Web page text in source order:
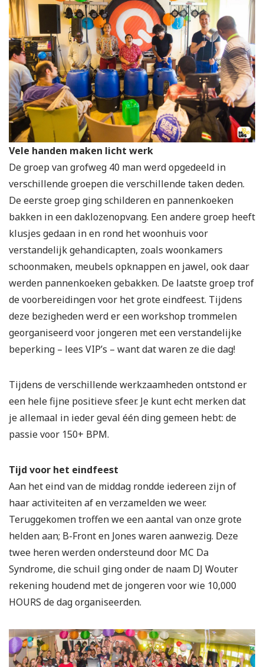
Vele handen maken licht werk
De groep van grofweg 40 man werd opgedeeld in
verschillende groepen die verschillende taken deden.
De eerste groep ging schilderen en pannenkoeken
bakken in een daklozenopvang. Een andere groep heeft
klusjes gedaan in en rond het woonhuis voor
verstandelijk gehandicapten, zoals woonkamers
schoonmaken, meubels opknappen en jawel, ook daar
werden pannenkoeken gebakken. De laatste groep trof
de voorbereidingen voor het grote eindfeest. Tijdens
deze bezigheden werd er een workshop trommelen
georganiseerd voor jongeren met een verstandelijke
beperking – lees VIP’s – want dat waren ze die dag!
Tijdens de verschillende werkzaamheden ontstond er
een hele fijne positieve sfeer. Je kunt echt merken dat
je allemaal in ieder geval één ding gemeen hebt: de
passie voor 150+ BPM.
Tijd voor het eindfeest
Aan het eind van de middag rondde iedereen zijn of
haar activiteiten af en verzamelden we weer.
Teruggekomen troffen we een aantal van onze grote
helden aan; B-Front en Jones waren aanwezig. Deze
twee heren werden ondersteund door MC Da
Syndrome, die schuil ging onder de naam DJ Wouter
rekening houdend met de jongeren voor wie 10,000
HOURS de dag organiseerden.